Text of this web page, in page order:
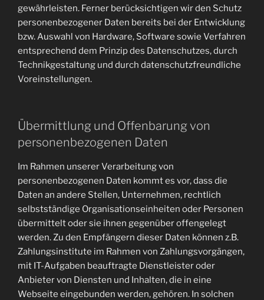
gewährleisten. Ferner berücksichtigen wir den Schutz
personenbezogener Daten bereits bei der Entwicklung
bzw. Auswahl von Hardware, Software sowie Verfahren
entsprechend dem Prinzip des Datenschutzes, durch
Technikgestaltung und durch datenschutzfreundliche
Voreinstellungen.
Übermittlung und Offenbarung von
personenbezogenen Daten
Im Rahmen unserer Verarbeitung von
personenbezogenen Daten kommt es vor, dass die
Daten an andere Stellen, Unternehmen, rechtlich
selbstständige Organisationseinheiten oder Personen
übermittelt oder sie ihnen gegenüber offengelegt
werden. Zu den Empfängern dieser Daten können z.B.
Zahlungsinstitute im Rahmen von Zahlungsvorgängen,
mit IT-Aufgaben beauftragte Dienstleister oder
Anbieter von Diensten und Inhalten, die in eine
Webseite eingebunden werden, gehören. In solchen